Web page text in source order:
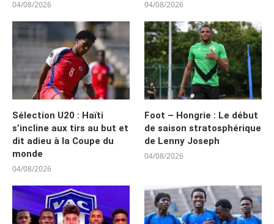
04/08/2026 04/08/2026
Sélection U20 : Haïti
s’incline aux tirs au but et
dit adieu à la Coupe du
monde
04/08/2026
Foot – Hongrie : Le début
de saison stratosphérique
de Lenny Joseph
04/08/2026